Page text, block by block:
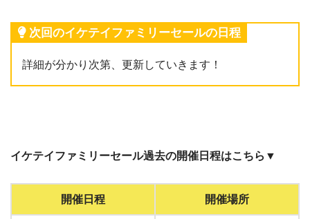
次回のイケテイファミリーセールの日程
詳細が分かり次第、更新していきます！
イケテイファミリーセール過去の開催日程はこちら▼
開催日程 開催場所